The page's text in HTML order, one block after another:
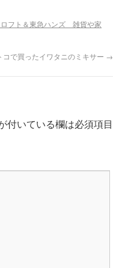
フト＆東急ハンズ 雑貨や家
コで買ったイワタニのミキサー →
付いている欄は必須項目